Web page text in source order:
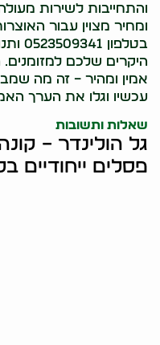
והתחייבות לשירות
ומחיר מצוין עבור
היקרים שלכם
אמין ומהיר – זה מה
עכשיו וגלו את הערך
שאלות ותשובות
גל הולינדר –
פסלים ייחודיים